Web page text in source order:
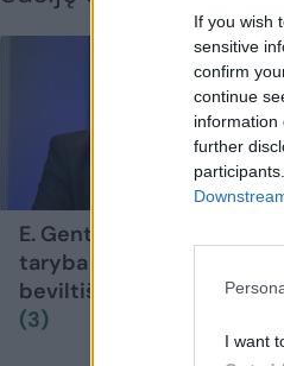
If you wish
sensitive
confirm
continue
information
further
I want
E. Gentvilas: Maisto
taryba yra
beviltiškas reikalas
(3)